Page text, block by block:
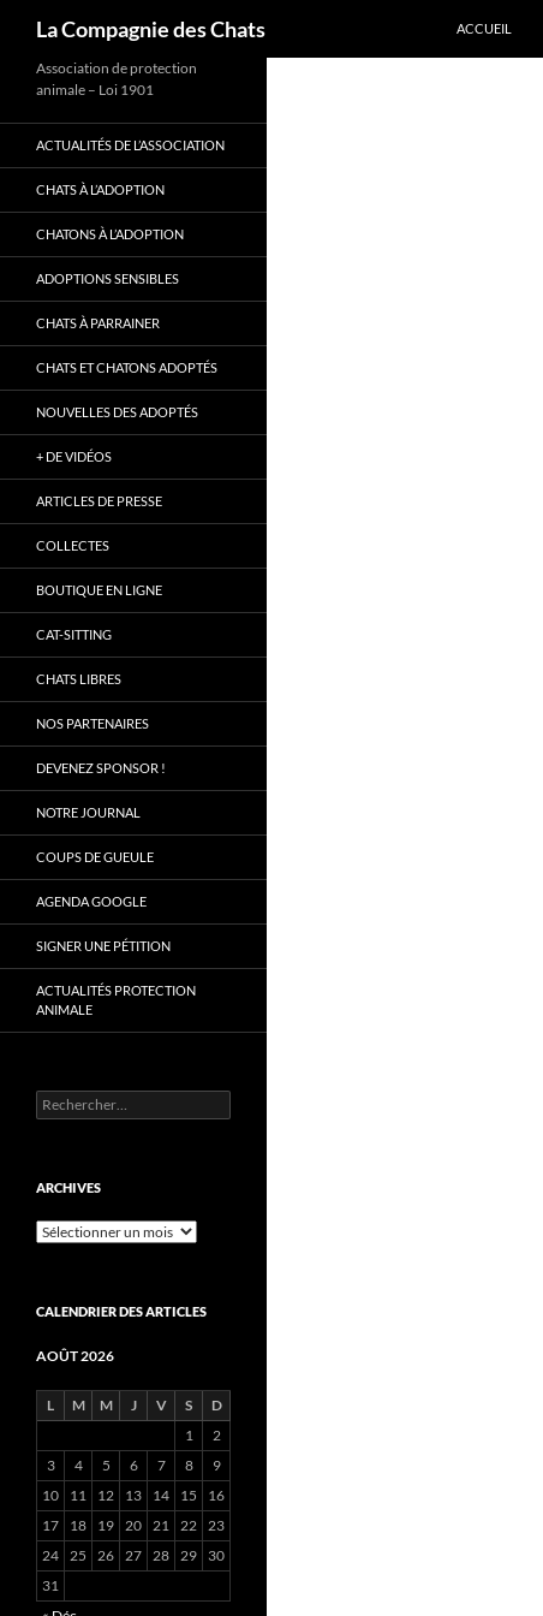
La Compagnie des Chats
ACCUEIL
Association de protection
animale – Loi 1901
ACTUALITÉS DE L’ASSOCIATION
CHATS À L’ADOPTION
CHATONS À L’ADOPTION
ADOPTIONS SENSIBLES
CHATS À PARRAINER
CHATS ET CHATONS ADOPTÉS
NOUVELLES DES ADOPTÉS
+ DE VIDÉOS
ARTICLES DE PRESSE
COLLECTES
BOUTIQUE EN LIGNE
CAT-SITTING
CHATS LIBRES
NOS PARTENAIRES
DEVENEZ SPONSOR !
NOTRE JOURNAL
COUPS DE GUEULE
AGENDA GOOGLE
SIGNER UNE PÉTITION
ACTUALITÉS PROTECTION
ANIMALE
Rechercher :
ARCHIVES
Archives
CALENDRIER DES ARTICLES
AOÛT 2026
L M M J V S
D
1
2
3
4 5 6 7 8
9
10
11 12 13 14 15
16
17
18 19 20 21 22 23
24 25 26 27 28 29
30
31